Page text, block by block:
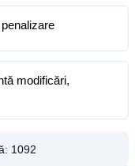
modificări,
1092